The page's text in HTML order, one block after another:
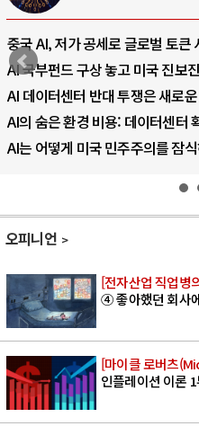
전쟁의 추상화: 우크라이나, 대리전
EU·우크라이나 드론 협력 직후, 러
나토, 우크라 군사지원 2027년까
우크라이나, 덴마크, 에스토니아,
러·우크라, 대규모 공습 주고받아
오피니언
[전자산업 직업병
④ 좋아했던 회사
[마이클 로버츠
인플레이션 이론